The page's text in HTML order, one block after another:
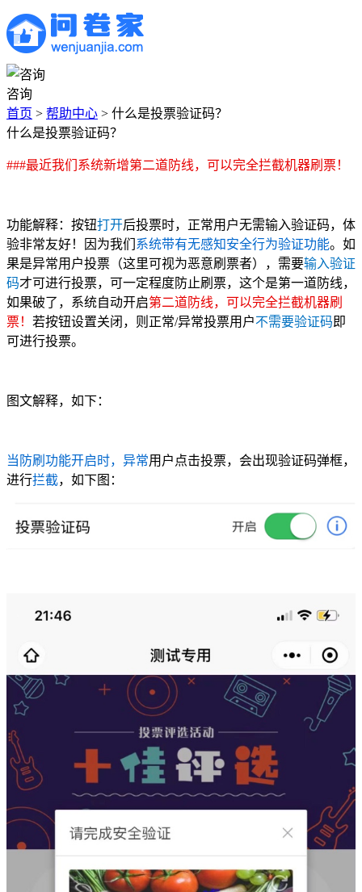
咨询
首页 > 帮助中心 > 什么是投票验证码？
什么是投票验证码？
###最近我们系统新增第二道防线，可以完全拦截机器刷票！
功能解释：按钮打开后投票时，正常用户无需输入验证码，体
验非常友好！因为我们 系统带有无感知安全行为验证功能。如
果是异常用户投票（这里可视为恶意刷票者），需要输入验证
码才可进行投票，可一定程度防止刷票，这个是第一道防线，
如果破了，系统自动开启第二道防线，可以完全拦截机器刷
票！ 若按钮设置关闭，则正常/异常投票用户不需要验证码 即
可进行投票。
图文解释，如下：
当防刷功能开启时，异常用户点击投票，会出现验证码弹框，
进行拦截，如下图：